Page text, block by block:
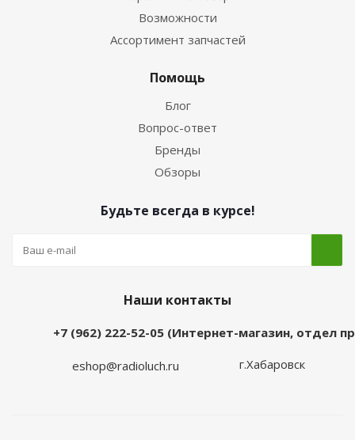
Возможности
Ассортимент запчастей
Помощь
Блог
Вопрос-ответ
Бренды
Обзоры
Будьте всегда в курсе!
Наши контакты
+7 (962) 222-52-05 (Интернет-магазин, отдел
eshop@radioluch.ru г.Хабаровск